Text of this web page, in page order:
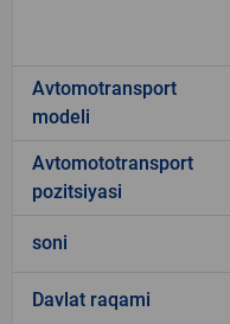
Avtomotransport
modeli
Avtomototransport
pozitsiyasi
soni
Davlat raqami